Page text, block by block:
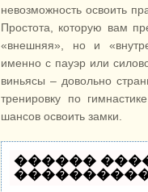
невозможность освоить
Простота, которую вам
«внешняя», но и
именно с пауэр или
виньясы – довольно
тренировку по
шансов освоить замки.
������
�����������